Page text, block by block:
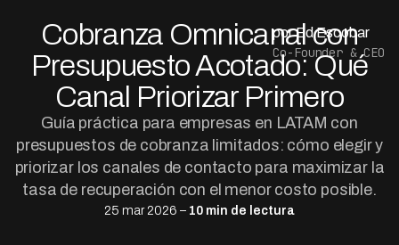
Cobranza Omnicanal con
Presupuesto Acotado: Qué
Canal Priorizar Primero
Guía práctica para empresas en LATAM con
presupuestos de cobranza limitados: cómo elegir y
priorizar los canales de contacto para maximizar la
tasa de recuperación con el menor costo posible.
25 mar 2026 – 10 min de lectura
por Ed Escobar
Co-Founder & CEO